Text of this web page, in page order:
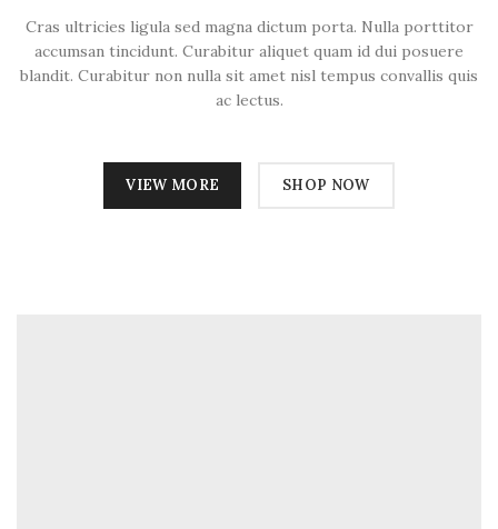
Cras ultricies ligula sed magna dictum porta. Nulla porttitor
accumsan tincidunt. Curabitur aliquet quam id dui posuere
blandit. Curabitur non nulla sit amet nisl tempus convallis quis
ac lectus.
VIEW MORE SHOP NOW